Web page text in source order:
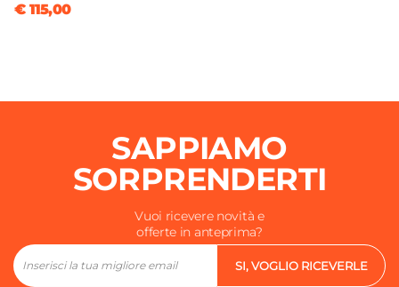
€ 115,00
SAPPIAMO
SORPRENDERTI
Vuoi ricevere novità e
offerte in anteprima?
SI, VOGLIO RICEVERLE